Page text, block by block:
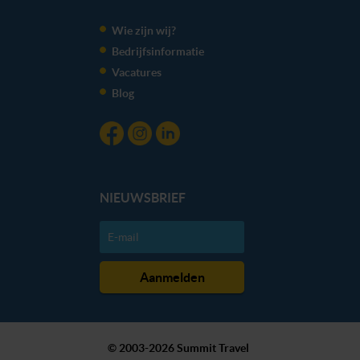
Wie zijn wij?
Bedrijfsinformatie
Vacatures
Blog
NIEUWSBRIEF
© 2003-2026 Summit Travel